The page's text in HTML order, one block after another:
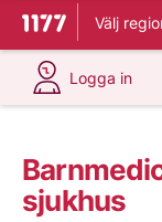
Till startsidan för
Välj
Logga in
på 1177.se
sjukhus